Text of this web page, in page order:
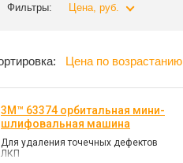
Фильтры: Цена, руб.
Цена по возрастанию
3M™ 63374 орбитальная мини-
шлифовальная машина
Для удаления точечных дефектов
ЛКП